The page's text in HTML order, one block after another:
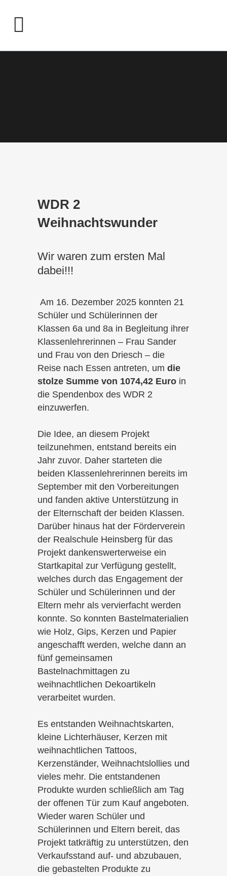
WDR 2
Weihnachtswunder
Wir waren zum ersten Mal
dabei!!!
Am 16. Dezember 2025 konnten 21
Schüler und Schülerinnen der
Klassen 6a und 8a in Begleitung ihrer
Klassenlehrerinnen – Frau Sander
und Frau von den Driesch – die
Reise nach Essen antreten, um die
stolze Summe von 1074,42 Euro in
die Spendenbox des WDR 2
einzuwerfen.
Die Idee, an diesem Projekt
teilzunehmen, entstand bereits ein
Jahr zuvor. Daher starteten die
beiden Klassenlehrerinnen bereits im
September mit den Vorbereitungen
und fanden aktive Unterstützung in
der Elternschaft der beiden Klassen.
Darüber hinaus hat der Förderverein
der Realschule Heinsberg für das
Projekt dankenswerterweise ein
Startkapital zur Verfügung gestellt,
welches durch das Engagement der
Schüler und Schülerinnen und der
Eltern mehr als vervierfacht werden
konnte. So konnten Bastelmaterialien
wie Holz, Gips, Kerzen und Papier
angeschafft werden, welche dann an
fünf gemeinsamen
Bastelnachmittagen zu
weihnachtlichen Dekoartikeln
verarbeitet wurden.
Es entstanden Weihnachtskarten,
kleine Lichterhäuser, Kerzen mit
weihnachtlichen Tattoos,
Kerzenständer, Weihnachtslollies und
vieles mehr. Die entstandenen
Produkte wurden schließlich am Tag
der offenen Tür zum Kauf angeboten.
Wieder waren Schüler und
Schülerinnen und Eltern bereit, das
Projekt tatkräftig zu unterstützen, den
Verkaufsstand auf- und abzubauen,
die gebastelten Produkte zu